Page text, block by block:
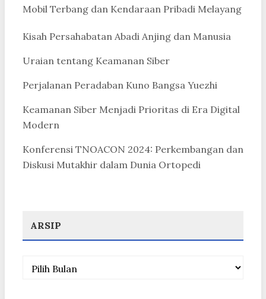
Mobil Terbang dan Kendaraan Pribadi Melayang
Kisah Persahabatan Abadi Anjing dan Manusia
Uraian tentang Keamanan Siber
Perjalanan Peradaban Kuno Bangsa Yuezhi
Keamanan Siber Menjadi Prioritas di Era Digital
Modern
Konferensi TNOACON 2024: Perkembangan dan
Diskusi Mutakhir dalam Dunia Ortopedi
ARSIP
Arsip